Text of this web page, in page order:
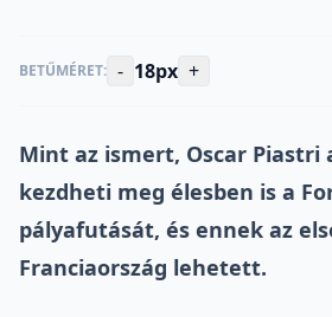
BETŰMÉRET: - 18px +
Mint az ismert, Oscar Piastri
kezdheti meg élesben is a
pályafutását, és ennek az
Franciaország lehetett.